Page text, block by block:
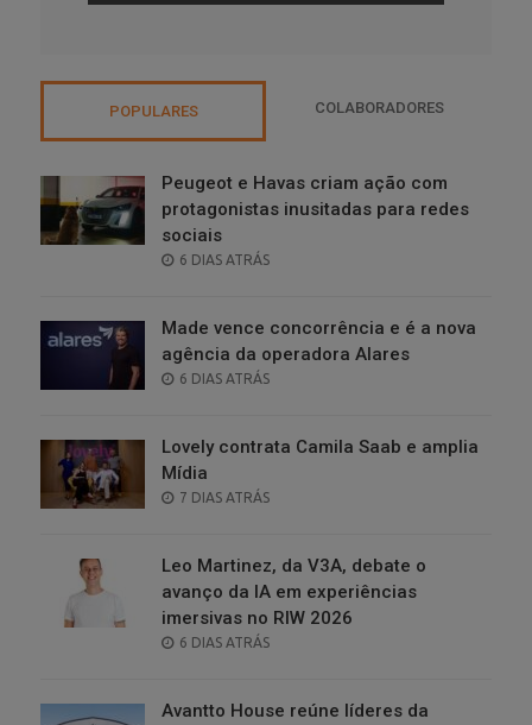
POPULARES COLABORADORES
Peugeot e Havas criam ação com
protagonistas inusitadas para redes
sociais
POSTED
6 DIAS ATRÁS
Made vence concorrência e é a nova
agência da operadora Alares
POSTED
6 DIAS ATRÁS
Lovely contrata Camila Saab e amplia
Mídia
POSTED
7 DIAS ATRÁS
Leo Martinez, da V3A, debate o
avanço da IA em experiências
imersivas no RIW 2026
POSTED
6 DIAS ATRÁS
Avantto House reúne líderes da